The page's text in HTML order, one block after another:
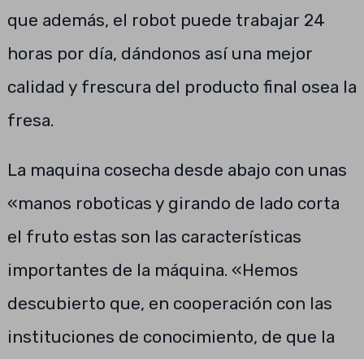
que además, el robot puede trabajar 24
horas por día, dándonos así una mejor
calidad y frescura del producto final osea la
fresa.
La maquina cosecha desde abajo con unas
«manos roboticas y girando de lado corta
el fruto estas son las características
importantes de la máquina. «Hemos
descubierto que, en cooperación con las
instituciones de conocimiento, de que la